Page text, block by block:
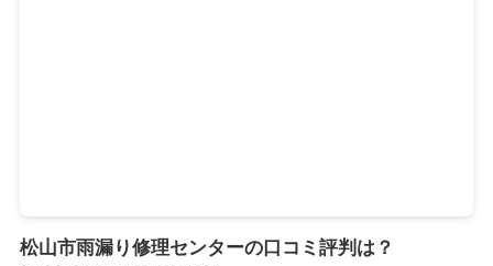
松山市雨漏り修理センターの口コミ評判は？